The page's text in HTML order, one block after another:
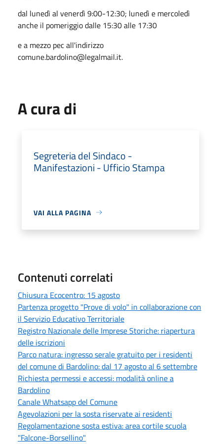
dal lunedì al venerdì 9:00-12:30; lunedì e mercoledì
anche il pomeriggio dalle 15:30 alle 17:30
e a mezzo pec all'indirizzo
comune.bardolino@legalmail.it.
A cura di
Segreteria del Sindaco -
Manifestazioni - Ufficio Stampa
VAI ALLA PAGINA
Contenuti correlati
Chiusura Ecocentro: 15 agosto
Partenza progetto "Prove di volo" in collaborazione con
il Servizio Educativo Territoriale
Registro Nazionale delle Imprese Storiche: riapertura
delle iscrizioni
Parco natura: ingresso serale gratuito per i residenti
del comune di Bardolino: dal 17 agosto al 6 settembre
Richiesta permessi e accessi: modalità online a
Bardolino
Canale Whatsapp del Comune
Agevolazioni per la sosta riservate ai residenti
Regolamentazione sosta estiva: area cortile scuola
"Falcone-Borsellino"